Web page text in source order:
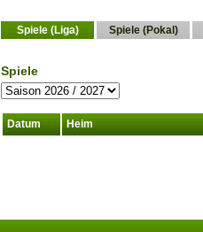
Spiele (Liga) Spiele (Pokal)
Spiele
Datum Heim